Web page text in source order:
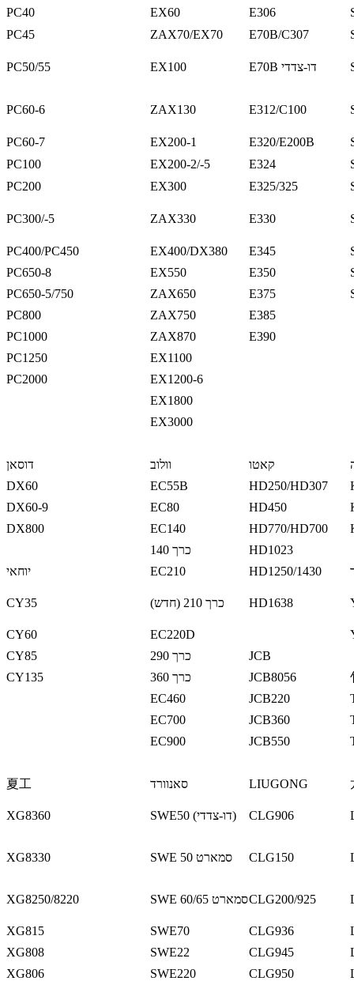
PC40 EX60 E306
PC45
ZAX70/EX70 E70B/C307
PC50/55 EX100 E70B דו-צדדי
PC60-6 ZAX130 E312/C100
PC60-7 EX200-1 E320/E200B
PC100
EX200-2/-5 E324
PC200
EX300 E325/325
PC300/-5 ZAX330 E330
PC400/PC450 EX400/DX380 E345
PC650-8
EX550 E350
PC650-5/750
ZAX650 E375
PC800
ZAX750
E385
PC1000
ZAX870
E390
PC1250
EX1100
PC2000
EX1200-6
EX1800
EX3000
דוסאן וולוב קאטו
DX60
EC55B HD250/HD307
DX60-9
EC80 HD450
DX800
EC140 HD770/HD700
כרך 140
HD1023
יוחאי
EC210 HD1250/1430
CY35 כרך 210 (חדש) HD1638
CY60 EC220D
CY85
כרך 290
JCB
CY135
כרך 360 JCB8056
EC460
JCB220
EC700
JCB360
EC900
JCB550
夏工 סאנוורד LIUGONG
XG8360 SWE50 (דו-צדדי) CLG906
XG8330 SWE סמארט 50 CLG150
XG8250/8220 SWE סמארט 60/65CLG200/925
XG815 SWE70 CLG936
XG808
SWE22 CLG945
XG806
SWE220 CLG950